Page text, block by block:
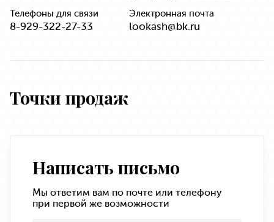
Телефоны для связи
8-929-322-27-33
Электронная почта
lookash@bk.ru
Точки продаж
Написать письмо
Мы ответим вам по почте или телефону
при первой же возможности